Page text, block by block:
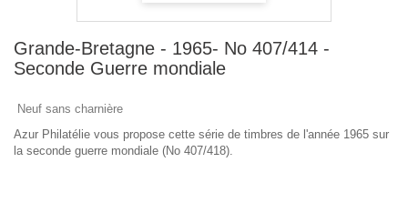
Grande-Bretagne - 1965- No 407/414 -
Seconde Guerre mondiale
Neuf sans charnière
Azur Philatélie vous propose cette série de timbres de l'année 1965 sur
la seconde guerre mondiale (No 407/418).